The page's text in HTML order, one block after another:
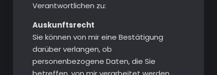
Verantwortlichen zu:
Auskunftsrecht
Sie können von mir eine Bestätigung
darüber verlangen, ob
personenbezogene Daten, die Sie